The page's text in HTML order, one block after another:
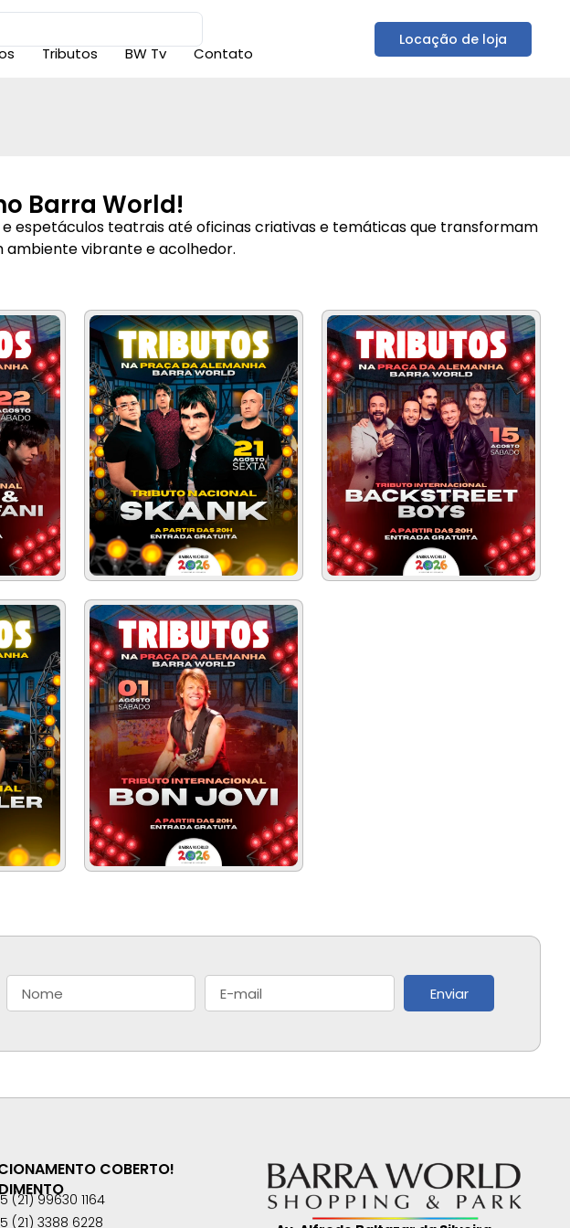
Tributos BW Tv Contato
Locação de loja
Barra World!
espetáculos teatrais até oficinas criativas e temáticas que transformam
ambiente vibrante e acolhedor.
Enviar
COBERTO!
(21) 99630 1164
(21) 3388 6228